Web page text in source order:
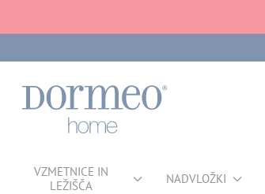
VZMETNICE IN
LEŽIŠČA
NADVLOŽKI